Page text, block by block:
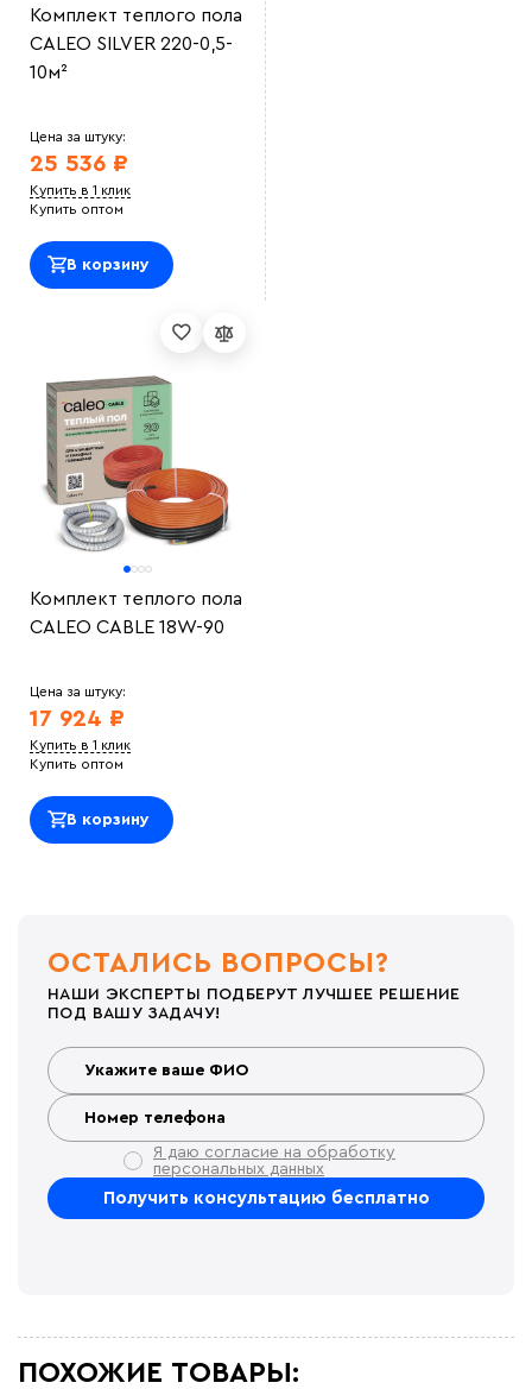
Комплект теплого пола
CALEO SILVER 220-0,5-
10м²
Цена за штуку:
25 536 ₽
Купить в 1 клик
Купить оптом
В корзину
Комплект теплого пола
CALEO CABLE 18W-90
Цена за штуку:
17 924 ₽
Купить в 1 клик
Купить оптом
В корзину
ОСТАЛИСЬ ВОПРОСЫ?
НАШИ ЭКСПЕРТЫ ПОДБЕРУТ ЛУЧШЕЕ РЕШЕНИЕ
ПОД ВАШУ ЗАДАЧУ!
Я даю согласие на обработку
персональных данных
ПОХОЖИЕ ТОВАРЫ: